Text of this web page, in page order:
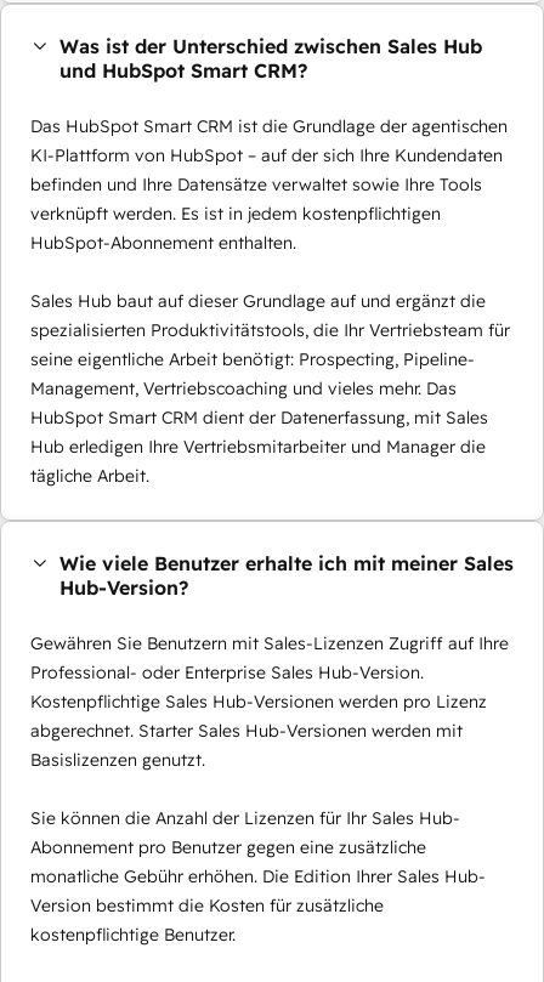
Was ist der Unterschied zwischen Sales Hub
und HubSpot Smart CRM?
Das HubSpot Smart CRM ist die Grundlage der agentischen
KI-Plattform von HubSpot – auf der sich Ihre Kundendaten
befinden und Ihre Datensätze verwaltet sowie Ihre Tools
verknüpft werden. Es ist in jedem kostenpflichtigen
HubSpot-Abonnement enthalten.
Sales Hub baut auf dieser Grundlage auf und ergänzt die
spezialisierten Produktivitätstools, die Ihr Vertriebsteam für
seine eigentliche Arbeit benötigt: Prospecting, Pipeline-
Management, Vertriebscoaching und vieles mehr. Das
HubSpot Smart CRM dient der Datenerfassung, mit Sales
Hub erledigen Ihre Vertriebsmitarbeiter und Manager die
tägliche Arbeit.
Wie viele Benutzer erhalte ich mit meiner Sales
Hub-Version?
Gewähren Sie Benutzern mit Sales-Lizenzen Zugriff auf Ihre
Professional- oder Enterprise Sales Hub-Version.
Kostenpflichtige Sales Hub-Versionen werden pro Lizenz
abgerechnet. Starter Sales Hub-Versionen werden mit
Basislizenzen genutzt.
Sie können die Anzahl der Lizenzen für Ihr Sales Hub-
Abonnement pro Benutzer gegen eine zusätzliche
monatliche Gebühr erhöhen. Die Edition Ihrer Sales Hub-
Version bestimmt die Kosten für zusätzliche
kostenpflichtige Benutzer.